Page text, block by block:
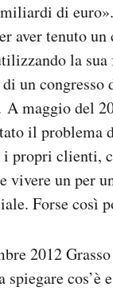
di
aver tenuto
la sua
un
maggio del
il problema
i propri clienti,
vivere un per
Forse così
2012
spiegare